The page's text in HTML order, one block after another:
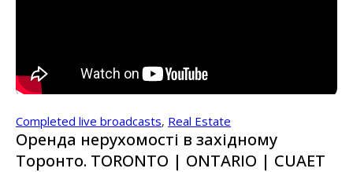
Completed live broadcasts, Real Estate
Оренда нерухомості в західному
Торонто. TORONTO | ONTARIO | CUAET